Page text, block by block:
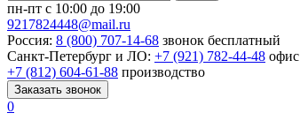
пн-пт с 10:00 до 19:00
9217824448@mail.ru
Россия: 8 (800) 707-14-68 звонок бесплатный
Санкт-Петербург и ЛО: +7 (921) 782-44-48 офис
+7 (812) 604-61-88 производство
Заказать звонок
0